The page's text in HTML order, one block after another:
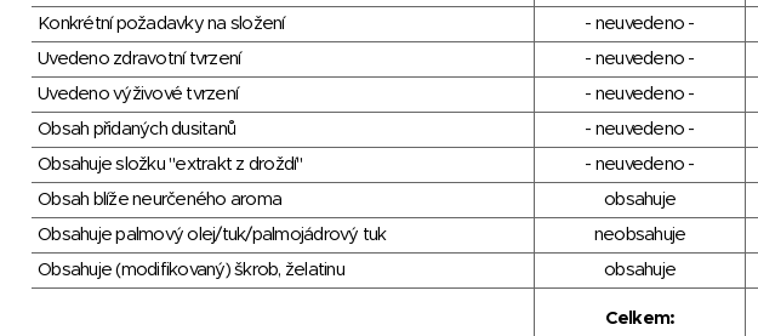
Konkrétní požadavky na složení
- neuvedeno -
Uvedeno zdravotní tvrzení
- neuvedeno -
Uvedeno výživové tvrzení
- neuvedeno -
Obsah přidaných dusitanů
- neuvedeno -
Obsahuje složku "extrakt z droždí"
- neuvedeno -
Obsah blíže neurčeného aroma
obsahuje
Obsahuje palmový olej/tuk/palmojádrový tuk
neobsahuje
Obsahuje (modifikovaný) škrob, želatinu
obsahuje
Celkem: